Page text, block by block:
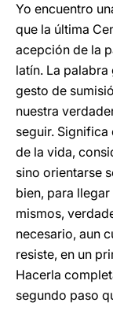
Yo encuentro
que la última
acepción de la
latín. La palabra
gesto de
nuestra
seguir.
de la vida,
sino orientarse
bien, para
mismos,
necesario, aun
resiste, en un
Hacerla
segundo paso